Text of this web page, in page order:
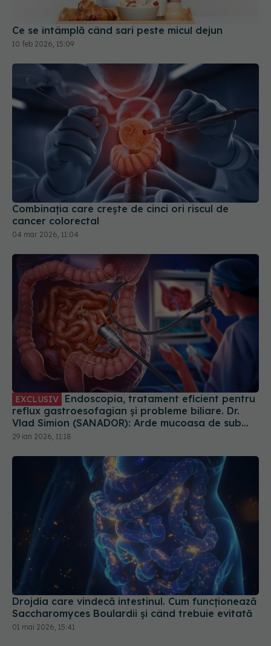
Combinația care crește de cinci ori riscul de
cancer colorectal
EXCLUSIV Endoscopia, tratament eficient pentru
reflux gastroesofagian și probleme biliare. Dr.
Vlad Simion (SANADOR): Arde mucoasa de sub
esofag
29 ian 2026, 11:18
Drojdia care vindecă intestinul. Cum funcționează
Saccharomyces Boulardii și când trebuie evitată
01 mai 2026, 15:41